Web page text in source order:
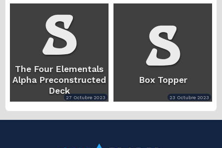
The Four Elementals
Alpha Preconstructed
Deck
27 Octubre 2023
Box Topper
23 Octubre 2023